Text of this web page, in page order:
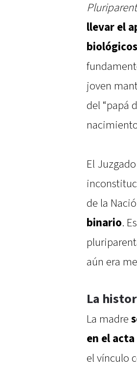
llevar el
joven
del “papá
El
de la
binario.
aún era
La
La madre
en el
el vínculo